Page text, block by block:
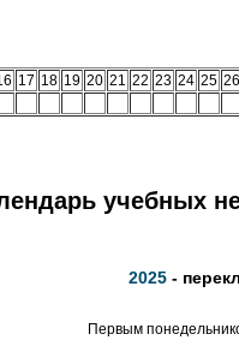
17 18 19 20 21 22 23 24 25 26
учебных
2025 -
Первым